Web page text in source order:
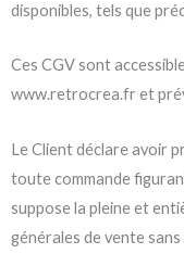
disponibles, tels que
Ces CGV sont
www.retrocrea.fr et
Le Client déclare avoir
toute commande
suppose la pleine et
générales de vente